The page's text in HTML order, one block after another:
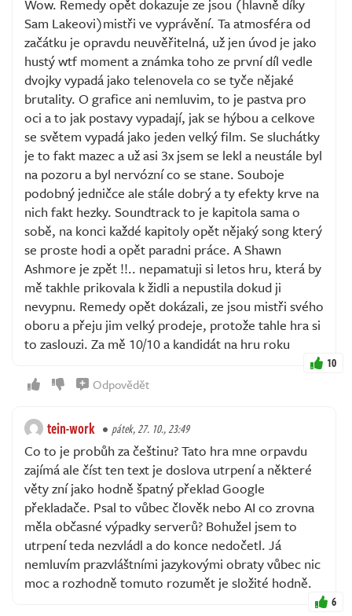
Wow. Remedy opět dokazuje ze jsou (hlavně díky
Sam Lakeovi)mistři ve vyprávění. Ta atmosféra od
začátku je opravdu neuvěřitelná, už jen úvod je jako
hustý wtf moment a známka toho ze první díl vedle
dvojky vypadá jako telenovela co se tyče nějaké
brutality. O grafice ani nemluvim, to je pastva pro
oci a to jak postavy vypadají, jak se hýbou a celkove
se světem vypadá jako jeden velký film. Se sluchátky
je to fakt mazec a už asi 3x jsem se lekl a neustále byl
na pozoru a byl nervózní co se stane. Souboje
podobný jedničce ale stále dobrý a ty efekty krve na
nich fakt hezky. Soundtrack to je kapitola sama o
sobě, na konci každé kapitoly opět nějaký song který
se proste hodi a opět paradni práce. A Shawn
Ashmore je zpět !!.. nepamatuji si letos hru, která by
mě takhle prikovala k židli a nepustila dokud ji
nevypnu. Remedy opět dokázali, ze jsou mistři svého
oboru a přeju jim velký prodeje, protože tahle hra si
to zaslouzi. Za mě 10/10 a kandidát na hru roku
10
Odpovědět
tein-work pátek, 27. 10., 23:49
Co to je probůh za češtinu? Tato hra mne orpavdu
zajímá ale číst ten text je doslova utrpení a některé
věty zní jako hodně špatný překlad Google
překladače. Psal to vůbec člověk nebo AI co zrovna
měla občasné výpadky serverů? Bohužel jsem to
utrpení teda nezvládl a do konce nedočetl. Já
nemluvím prazvláštními jazykovými obraty vůbec nic
moc a rozhodně tomuto rozumět je složité hodně.
6